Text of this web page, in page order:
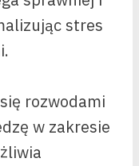
stres
rozwodami
w zakresie